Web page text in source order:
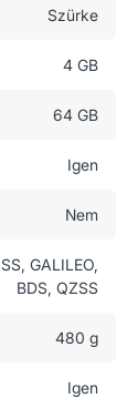
Szürke
4 GB
64 GB
Igen
Nem
GALILEO,
BDS, QZSS
480 g
Igen